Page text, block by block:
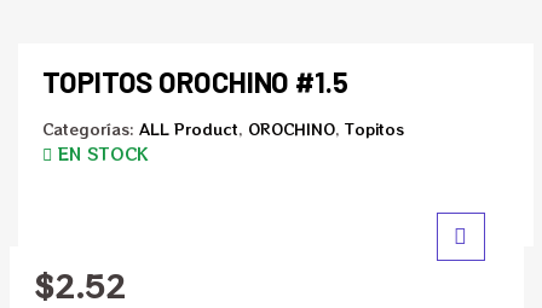
TOPITOS OROCHINO #1.5
Categorías: ALL Product, OROCHINO, Topitos
EN STOCK
$2.52